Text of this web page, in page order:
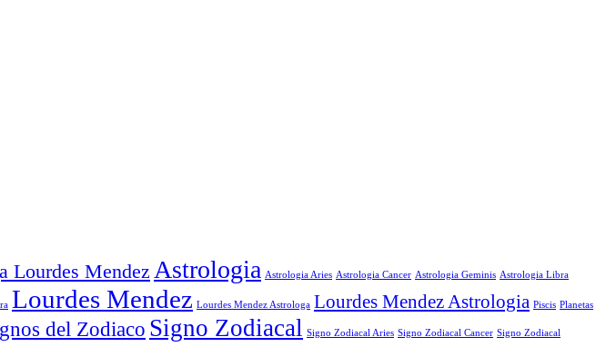
Lourdes Mendez Astrologia Astrologia Aries Astrologia Cancer Astrologia Geminis Astrologia Libra
Lourdes Mendez Lourdes Mendez Astrologa Lourdes Mendez Astrologia Piscis Planetas
del Zodiaco Signo Zodiacal Signo Zodiacal Aries Signo Zodiacal Cancer Signo Zodiacal